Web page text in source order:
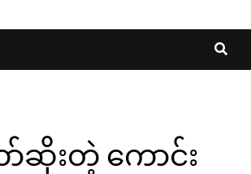
ဆိုးတဲ့ ကောင်း